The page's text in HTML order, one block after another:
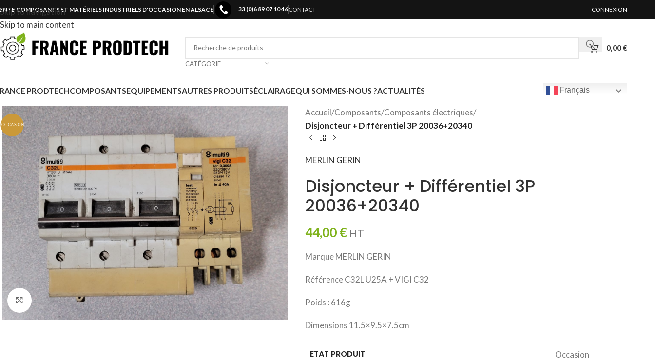
Skip to navigation
Skip to main content
COMPOSANTS ET MATÉRIELS INDUSTRIELS D'OCCASION EN ALSACE 33 (0)6 89 07 10 46CONTACT CONNEXION
CATÉGORIE
0,00€
PRODTECHCOMPOSANTSEQUIPEMENTSAUTRES PRODUITSÉCLAIRAGEQUI SOMMES-NOUS ?ACTUALITÉS Français
Click to enlarge
Accueil/Composants/Composants électriques/
Disjoncteur + Différentiel 3P 20036+20340
MERLIN GERIN
Disjoncteur + Différentiel 3P
20036+20340
44,00€ HT
Marque MERLIN GERIN
Référence C32L U25A + VIGI C32
Poids : 616g
Dimensions 11.5×9.5×7.5cm
ETAT PRODUIT Occasion